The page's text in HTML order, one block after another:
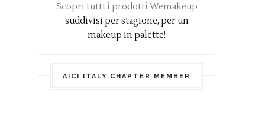
Scopri tutti i prodotti Wemakeup
suddivisi per stagione, per un
makeup in palette!
AICI ITALY CHAPTER MEMBER